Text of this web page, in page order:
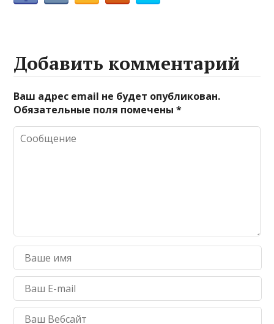
Добавить комментарий
Ваш адрес email не будет опубликован.
Обязательные поля помечены*